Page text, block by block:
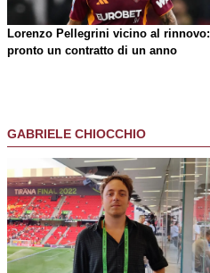
Lorenzo Pellegrini vicino al rinnovo:
pronto un contratto di un anno
GABRIELE CHIOCCHIO